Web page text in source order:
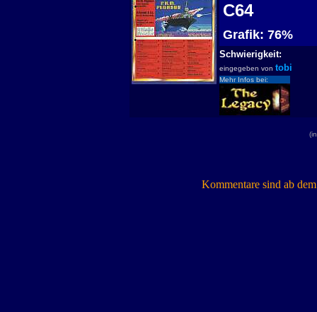
C64
Grafik: 76%
Schwierigkeit:
eingegeben von tobi
Mehr Infos bei:
Kommentare sind ab